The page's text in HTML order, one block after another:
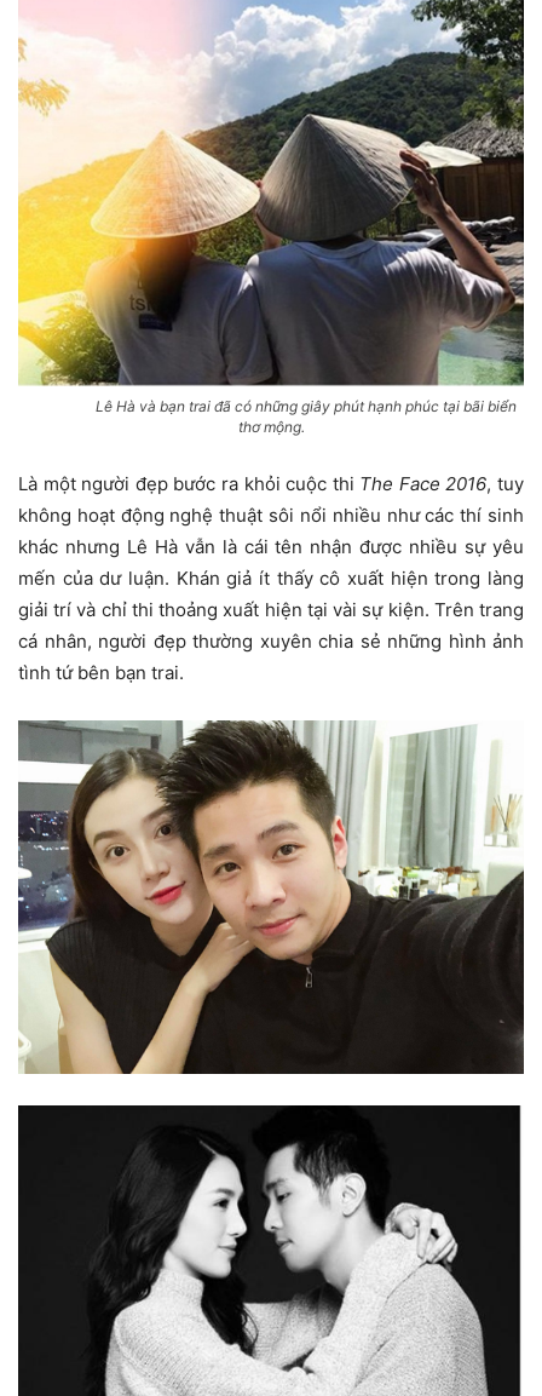
Lê Hà và bạn trai đã có những giây phút hạnh phúc tại bãi biển
thơ mộng.
Là một người đẹp bước ra khỏi cuộc thi The Face 2016, tuy
không hoạt động nghệ thuật sôi nổi nhiều như các thí sinh
khác nhưng Lê Hà vẫn là cái tên nhận được nhiều sự yêu
mến của dư luận. Khán giả ít thấy cô xuất hiện trong làng
giải trí và chỉ thi thoảng xuất hiện tại vài sự kiện. Trên trang
cá nhân, người đẹp thường xuyên chia sẻ những hình ảnh
tình tứ bên bạn trai.